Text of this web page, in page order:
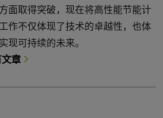
面取得突破，现在将高性能节能计
作不仅体现了技术的卓越性，也体
现可持续的未来。
章